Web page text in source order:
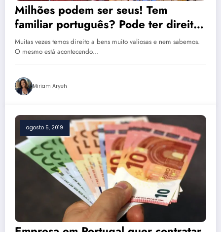
Milhões podem ser seus! Tem
familiar português? Pode ter direito
a casas ou terras em Portugal
Muitas vezes temos direito a bens muito valiosas e nem sabemos.
O mesmo está acontecendo…
Miriam Aryeh
agosto 5, 2019